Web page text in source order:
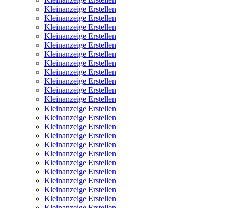
Kleinanzeige Erstellen
Kleinanzeige Erstellen
Kleinanzeige Erstellen
Kleinanzeige Erstellen
Kleinanzeige Erstellen
Kleinanzeige Erstellen
Kleinanzeige Erstellen
Kleinanzeige Erstellen
Kleinanzeige Erstellen
Kleinanzeige Erstellen
Kleinanzeige Erstellen
Kleinanzeige Erstellen
Kleinanzeige Erstellen
Kleinanzeige Erstellen
Kleinanzeige Erstellen
Kleinanzeige Erstellen
Kleinanzeige Erstellen
Kleinanzeige Erstellen
Kleinanzeige Erstellen
Kleinanzeige Erstellen
Kleinanzeige Erstellen
Kleinanzeige Erstellen